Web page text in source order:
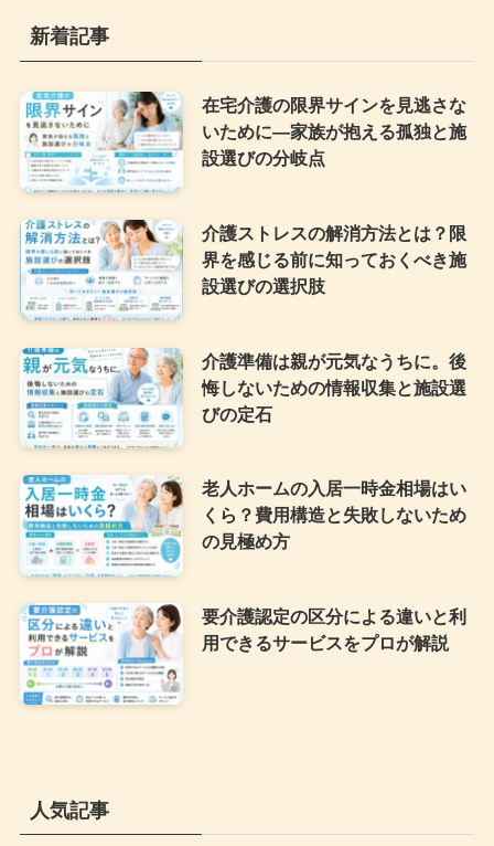
新着記事
在宅介護の限界サインを見逃さな
いために—家族が抱える孤独と施
設選びの分岐点
介護ストレスの解消方法とは？限
界を感じる前に知っておくべき施
設選びの選択肢
介護準備は親が元気なうちに。後
悔しないための情報収集と施設選
びの定石
老人ホームの入居一時金相場はい
くら？費用構造と失敗しないため
の見極め方
要介護認定の区分による違いと利
用できるサービスをプロが解説
人気記事